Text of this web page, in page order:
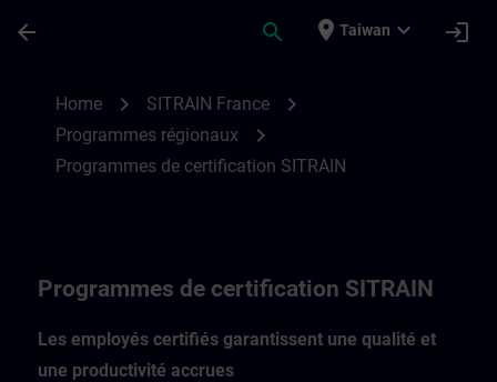
arrow_back search place Taiwan expand_more login
Home chevron_right SITRAIN France chevron_right
Programmes régionaux chevron_right
Programmes de certification SITRAIN
Programmes de certification SITRAIN
Les employés certifiés garantissent une qualité et
une productivité accrues